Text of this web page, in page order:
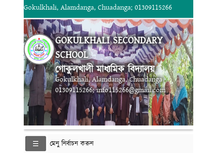
Gokulkhali, Alamdanga, Chuadanga; 01309115266
GOKULKHALI SECONDARY
SCHOOL
গোকুলখালী মাধ্যমিক বিদ্যালয়
Gokulkhali, Alamdanga, Chuadanga
01309115266; info115266@gmail.com
মেনু নির্বাচন করুন